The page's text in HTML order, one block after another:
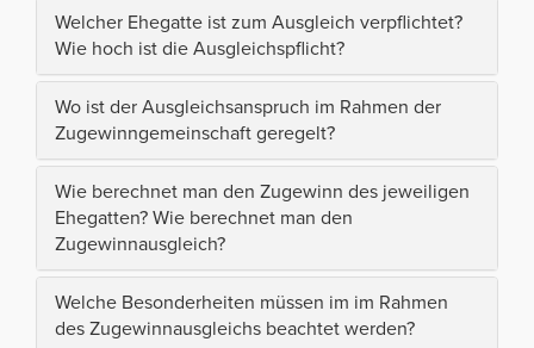
Welcher Ehegatte ist zum Ausgleich verpflichtet?
Wie hoch ist die Ausgleichspflicht?
Wo ist der Ausgleichsanspruch im Rahmen der
Zugewinngemeinschaft geregelt?
Wie berechnet man den Zugewinn des jeweiligen
Ehegatten? Wie berechnet man den
Zugewinnausgleich?
Welche Besonderheiten müssen im im Rahmen
des Zugewinnausgleichs beachtet werden?